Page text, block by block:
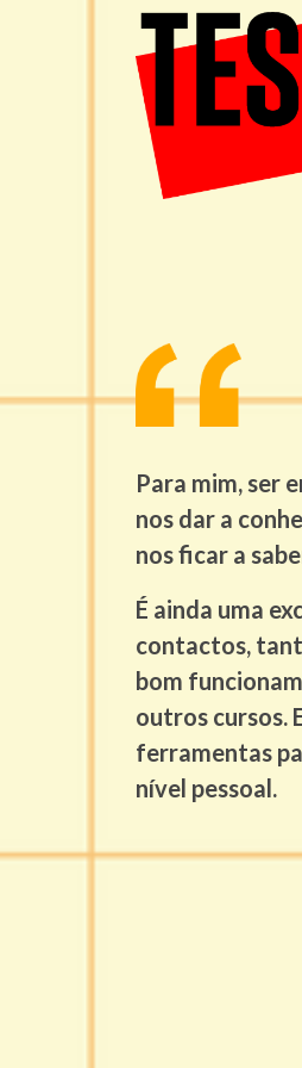
Para mim, ser
nos dar a
nos ficar a
É ainda uma
contactos,
bom
outros cursos.
ferramentas
nível pessoal.